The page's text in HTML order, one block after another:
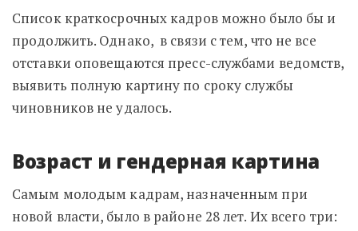
Список краткосрочных кадров можно было бы и
продолжить. Однако, в связи с тем, что не все
отставки оповещаются пресс-службами ведомств,
выявить полную картину по сроку службы
чиновников не удалось.
Возраст и гендерная картина
Самым молодым кадрам, назначенным при
новой власти, было в районе 28 лет. Их всего три: